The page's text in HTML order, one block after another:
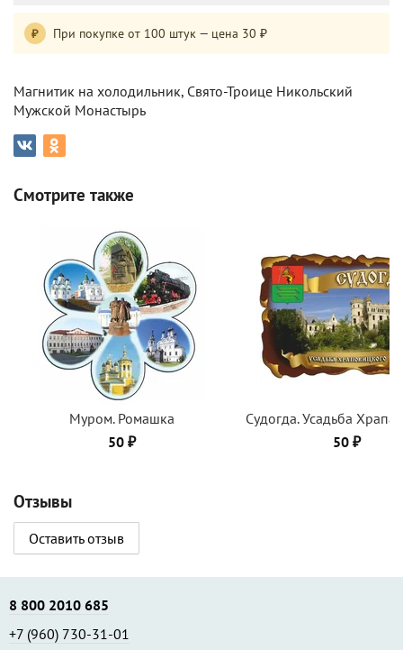
₽ При покупке от 100 штук — цена 30 ₽
Магнитик на холодильник, Свято-Троице Никольский
Мужской Монастырь
Смотрите также
Муром. Ромашка
50 ₽
Судогда. Усадьба
50 ₽
Отзывы
Оставить отзыв
8 800 2010 685
+7 (960) 730-31-01